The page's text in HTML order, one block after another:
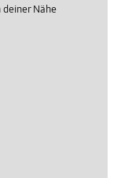
deiner Nähe